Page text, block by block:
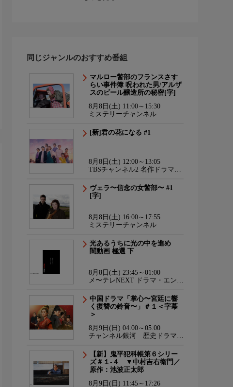
同じジャンルのおすすめ番組
マルロー警部のフランスさす
らい事件簿 呪われた男/アルザ
スのビール醸造所の秘密[字]
8月8日(土) 11:00～15:30
ミステリーチャンネル
[新]君の花になる #1
8月8日(土) 12:00～13:05
TBSチャンネル2 名作ドラマ・
ヴェラ〜信念の女警部〜 #1
[字]
8月8日(土) 16:00～17:55
ミステリーチャンネル
光あるうちに光の中を進め
闇動画 極選 下
8月8日(土) 23:45～01:00
メ〜テレNEXT ドラマ・エンタ
中国ドラマ「掌心〜宮廷に響
く復讐の鈴音〜」＃１＜字幕
＞
8月9日(日) 04:00～05:00
チャンネル銀河 歴史ドラマ・
【新】鬼平犯科帳第６シリー
ズ＃１-４ ▼中村吉右衛門／
原作：池波正太郎
8月9日(日) 11:45～17:26